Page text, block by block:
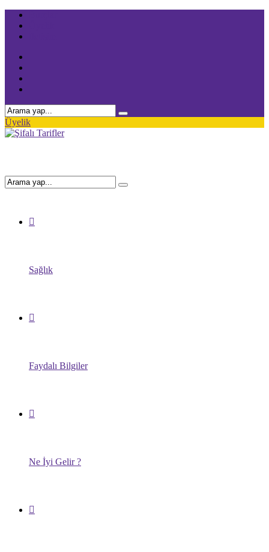
Üyelik
Sağlık
Faydalı Bilgiler
Ne İyi Gelir ?